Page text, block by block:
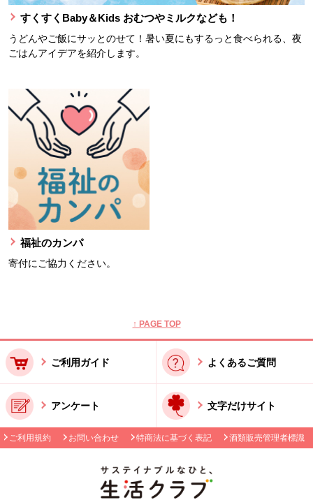
すくすくBaby＆Kids おむつやミルクなども！
うどんやご飯にサッとのせて！暑い夏にもするっと食べられる、夜
ごはんアイデアを紹介します。
福祉のカンパ
寄付にご協力ください。
↑ PAGE TOP
ご利用ガイド よくあるご質問
アンケート 文字だけサイト
ご利用規約 お問い合わせ 特商法に基づく表記 酒類販売管理者標識